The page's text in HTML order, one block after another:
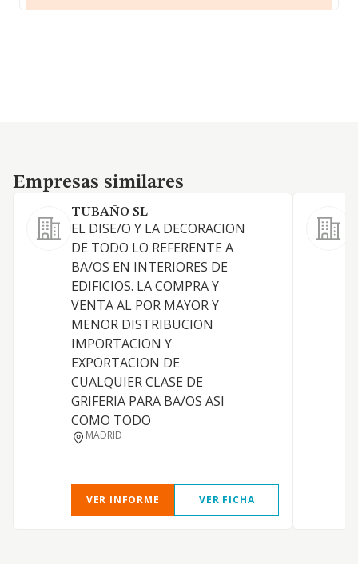
Empresas similares
Empresas similares
TUBAÑO SL
EL DISE/O Y LA DECORACION
DE TODO LO REFERENTE A
BA/OS EN INTERIORES DE
EDIFICIOS. LA COMPRA Y
VENTA AL POR MAYOR Y
MENOR DISTRIBUCION
IMPORTACION Y
EXPORTACION DE
CUALQUIER CLASE DE
GRIFERIA PARA BA/OS ASI
COMO TODO
MADRID
VER INFORME VER FICHA